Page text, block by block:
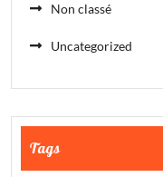
Non classé
Uncategorized
Tags